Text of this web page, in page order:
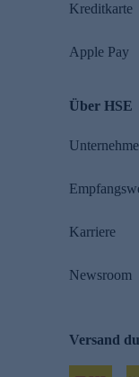
Kreditkarte
Apple Pay
Über HSE
Karriere
Newsroom
Versand